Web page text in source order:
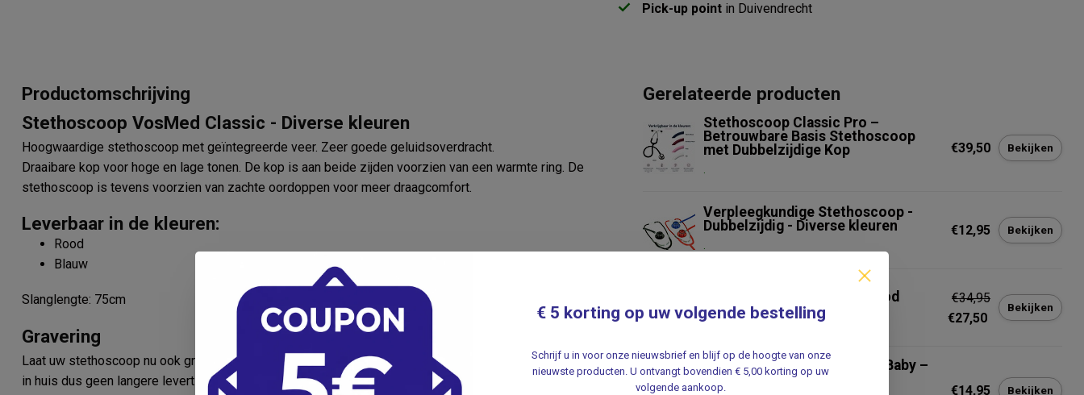
Pick-up point in Duivendrecht
Productomschrijving
Stethoscoop VosMed Classic - Diverse kleuren
Hoogwaardige stethoscoop met geïntegreerde veer. Zeer goede geluidsoverdracht.
Draaibare kop voor hoge en lage tonen. De kop is aan beide zijden voorzien van een warmte ring. De
stethoscoop is tevens voorzien van zachte oordoppen voor meer draagcomfort.
Leverbaar in de kleuren:
Rood
Blauw
Slanglengte: 75cm
Gravering
Laat uw stethoscoop nu ook graveren met een persoonlijke tekst zoals uw naam, wij doen de graveringen
in huis dus geen langere levertijd!
Gerelateerde producten
Stethoscoop Classic Pro –
Betrouwbare Basis Stethoscoop
met Dubbelzijdige Kop
.
€39,50 Bekijken
Verpleegkundige Stethoscoop -
Dubbelzijdig - Diverse kleuren
.
€12,95 Bekijken
Stethoscoop Pediatric - Rood
.
€34,95
€27,50
Bekijken
Dubbelzijdige Stethoscoop Baby –
Infant -18mm Membraan –
€14,95 Bekijken
€ 5 korting op uw volgende bestelling
Schrijf u in voor onze nieuwsbrief en blijf op de hoogte van onze
nieuwste producten. U ontvangt bovendien € 5,00 korting op uw
volgende aankoop.